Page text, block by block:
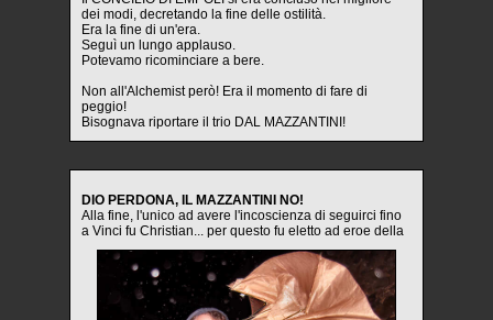
dei modi, decretando la fine delle ostilità.
Era la fine di un'era.
Seguì un lungo applauso.
Potevamo ricominciare a bere.
Non all'Alchemist però! Era il momento di fare di
peggio!
Bisognava riportare il trio DAL MAZZANTINI!
DIO PERDONA, IL MAZZANTINI NO!
Alla fine, l'unico ad avere l'incoscienza di seguirci fino
a Vinci fu Christian... per questo fu eletto ad eroe della